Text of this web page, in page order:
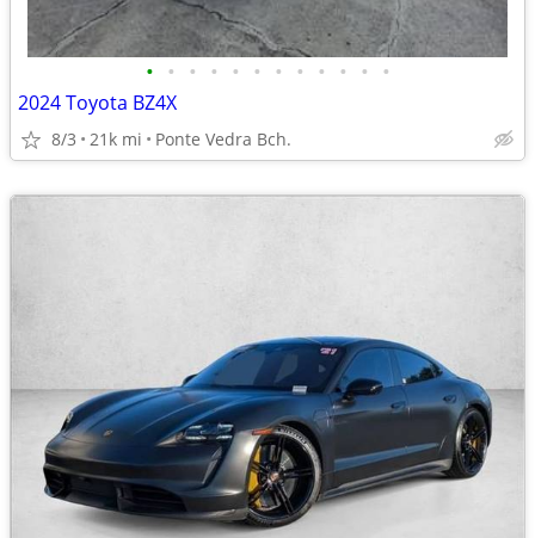
• • • • • • • • • • • •
2024 Toyota BZ4X
8/3 21k mi Ponte Vedra Bch.